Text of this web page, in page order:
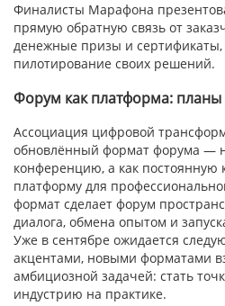
Финалисты Марафона
прямую обратную связь от
денежные призы и сертификаты,
пилотирование своих решений.
Форум как платформа: планы
Ассоциация цифровой
обновлённый формат форума —
конференцию, а как
платформу для
формат сделает форум
диалога, обмена опытом и
Уже в сентябре ожидается
акцентами, новыми форматами
амбициозной задачей: стать
индустрию на практике.